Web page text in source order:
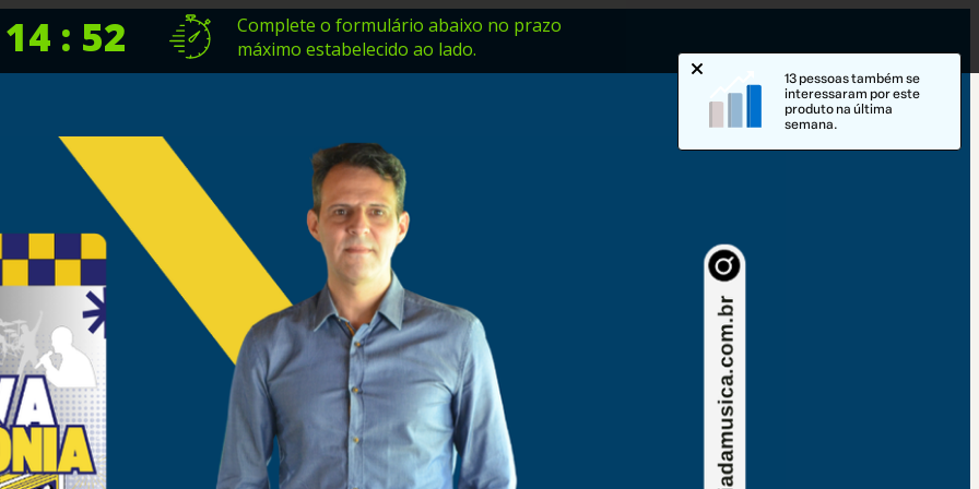
: 51
Complete o formulário abaixo no prazo
máximo estabelecido ao lado.
13 pessoas também se
interessaram por este
produto na última
semana.